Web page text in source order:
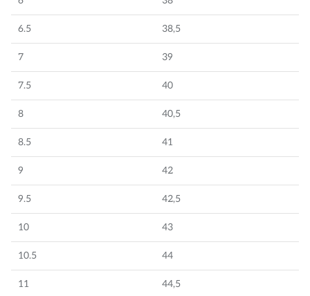
POLOS
STICKER
DIVERSE ACCESSORIES
6.5 38,5
7 39
7.5 40
8 40,5
8.5 41
9 42
9.5 42,5
10 43
10.5 44
11 44,5